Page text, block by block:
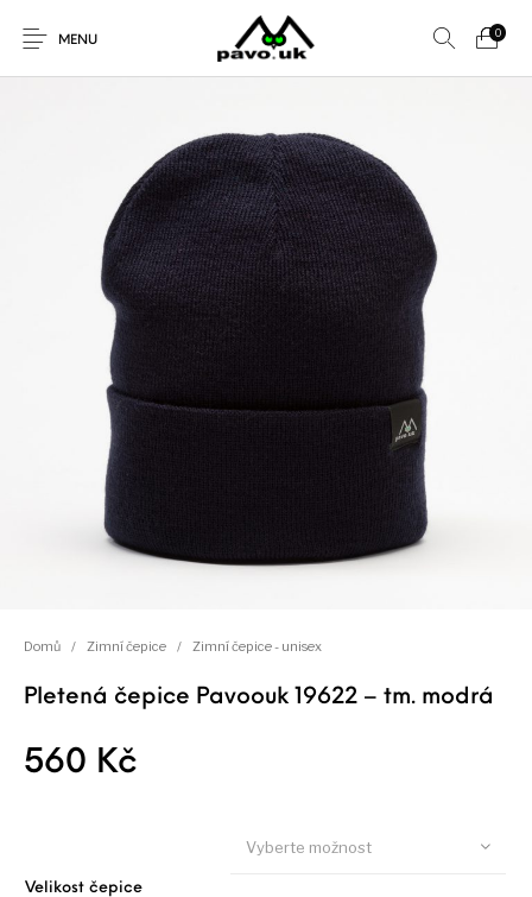
Zvolte kategorii
Profil značky Pavoouk Pavoouk e-shop
Obchodní podmínky
Všechny kategorie
MENU
0
Nové produkty AKČNÍ NABÍDKA! Bekovky Mellor Kšiltovky
Kuchyň, nože,
cestování
Zimní čepice
Domů / Zimní čepice / Zimní čepice - unisex
Pletená čepice Pavoouk 19622 – tm. modrá
560 Kč
Velikost čepice
Vyberte možnost